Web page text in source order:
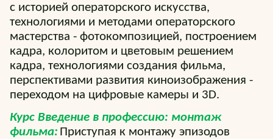
с историей операторского искусства,
технологиями и методами операторского
мастерства - фотокомпозицией, построением
кадра, колоритом и цветовым решением
кадра, технологиями создания фильма,
перспективами развития киноизображения -
переходом на цифровые камеры и 3D.
Курс Введение в профессию: монтаж
фильма: Приступая к монтажу эпизодов